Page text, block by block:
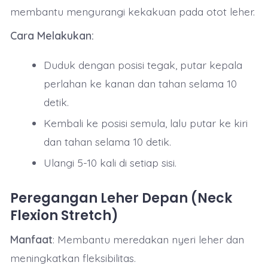
membantu mengurangi kekakuan pada otot leher.
Cara Melakukan:
Duduk dengan posisi tegak, putar kepala
perlahan ke kanan dan tahan selama 10
detik.
Kembali ke posisi semula, lalu putar ke kiri
dan tahan selama 10 detik.
Ulangi 5-10 kali di setiap sisi.
Peregangan Leher Depan (Neck
Flexion Stretch)
Manfaat: Membantu meredakan nyeri leher dan
meningkatkan fleksibilitas.